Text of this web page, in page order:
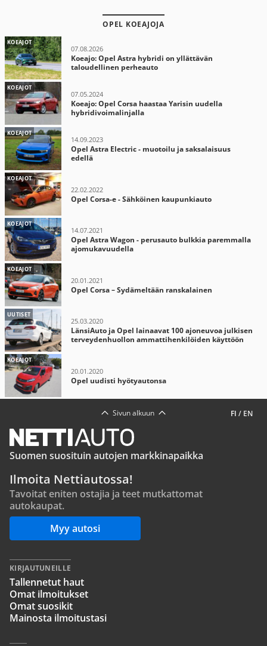
OPEL KOEAJOJA
KOEAJOT
07.08.2026
Koeajo: Opel Astra hybridi on yllättävän
taloudellinen perheauto
KOEAJOT
07.05.2024
Koeajo: Opel Corsa haastaa Yarisin uudella
hybridivoimalinjalla
KOEAJOT
14.09.2023
Opel Astra Electric - muotoilu ja saksalaisuus
edellä
KOEAJOT
22.02.2022
Opel Corsa-e - Sähköinen kaupunkiauto
KOEAJOT
14.07.2021
Opel Astra Wagon - perusauto bulkkia paremmalla
ajomukavuudella
KOEAJOT
20.01.2021
Opel Corsa – Sydämeltään ranskalainen
UUTISET
25.03.2020
LänsiAuto ja Opel lainaavat 100 ajoneuvoa julkisen
terveydenhuollon ammattihenkilöiden käyttöön
KOEAJOT
20.01.2020
Opel uudisti hyötyautonsa
FI / EN
Sivun alkuun
Suomen suosituin autojen markkinapaikka
Ilmoita Nettiautossa!
Tavoitat eniten ostajia ja teet mutkattomat
autokaupat.
Myy autosi
KIRJAUTUNEILLE
Tallennetut haut
Omat ilmoitukset
Omat suosikit
Mainosta ilmoitustasi